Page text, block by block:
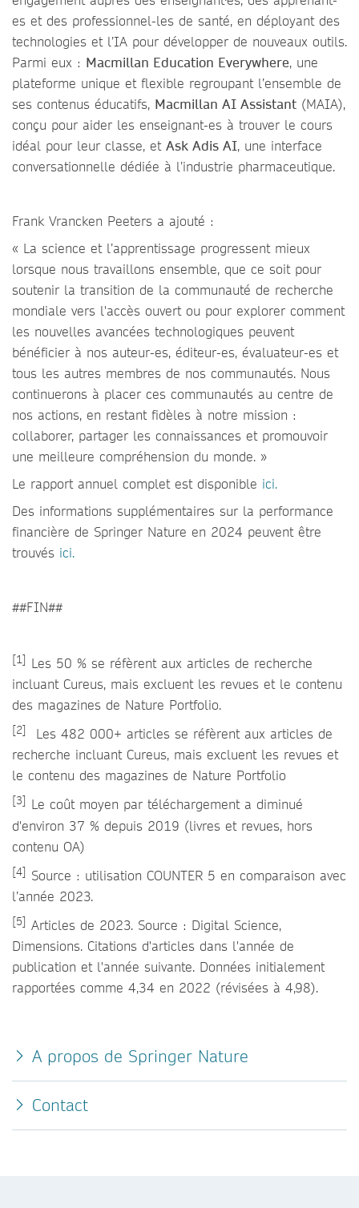
es et des professionnel-les de santé, en déployant des
technologies et l’IA pour développer de nouveaux outils.
Parmi eux : Macmillan Education Everywhere, une
plateforme unique et flexible regroupant l’ensemble de
ses contenus éducatifs, Macmillan AI Assistant (MAIA),
conçu pour aider les enseignant-es à trouver le cours
idéal pour leur classe, et Ask Adis AI, une interface
conversationnelle dédiée à l’industrie pharmaceutique.
Frank Vrancken Peeters a ajouté :
« La science et l’apprentissage progressent mieux
lorsque nous travaillons ensemble, que ce soit pour
soutenir la transition de la communauté de recherche
mondiale vers l'accès ouvert ou pour explorer comment
les nouvelles avancées technologiques peuvent
bénéficier à nos auteur-es, éditeur-es, évaluateur-es et
tous les autres membres de nos communautés. Nous
continuerons à placer ces communautés au centre de
nos actions, en restant fidèles à notre mission :
collaborer, partager les connaissances et promouvoir
une meilleure compréhension du monde. »
Le rapport annuel complet est disponible ici.
Des informations supplémentaires sur la performance
financière de Springer Nature en 2024 peuvent être
trouvés ici.
##FIN##
[1] Les 50 % se réfèrent aux articles de recherche
incluant Cureus, mais excluent les revues et le contenu
des magazines de Nature Portfolio.
[2]
Les 482 000+ articles se réfèrent aux articles de
recherche incluant Cureus, mais excluent les revues et
le contenu des magazines de Nature Portfolio
[3] Le coût moyen par téléchargement a diminué
d'environ 37 % depuis 2019 (livres et revues, hors
contenu OA)
[4] Source : utilisation COUNTER 5 en comparaison avec
l’année 2023.
[5] Articles de 2023. Source : Digital Science,
Dimensions. Citations d'articles dans l'année de
publication et l'année suivante. Données initialement
rapportées comme 4,34 en 2022 (révisées à 4,98).
A propos de Springer Nature
Contact